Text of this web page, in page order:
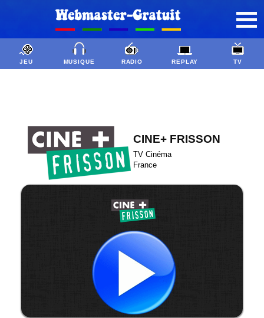
JEU MUSIQUE RADIO REPLAY TV
CINE+ FRISSON
TV Cinéma
France